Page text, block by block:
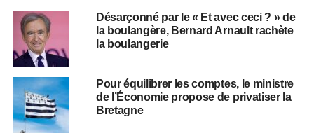
Désarçonné par le « Et avec ceci ? » de
la boulangère, Bernard Arnault rachète
la boulangerie
Pour équilibrer les comptes, le ministre
de l’Économie propose de privatiser la
Bretagne